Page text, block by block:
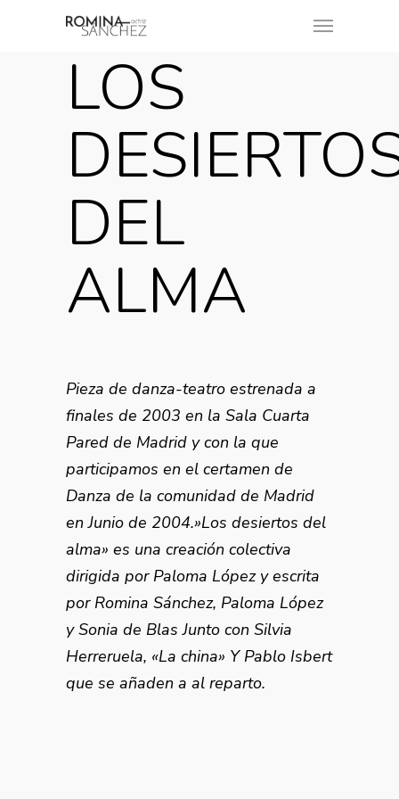
LOS
DEL
ALMA
Pieza de danza-teatro estrenada a
finales de 2003 en la Sala Cuarta
Pared de Madrid y con la que
participamos en el certamen de
Danza de la comunidad de Madrid
en Junio de 2004.»Los desiertos del
alma» es una creación colectiva
dirigida por Paloma López y escrita
por Romina Sánchez, Paloma López
y Sonia de Blas Junto con Silvia
Herreruela, «La china» Y Pablo Isbert
que se añaden a al reparto.